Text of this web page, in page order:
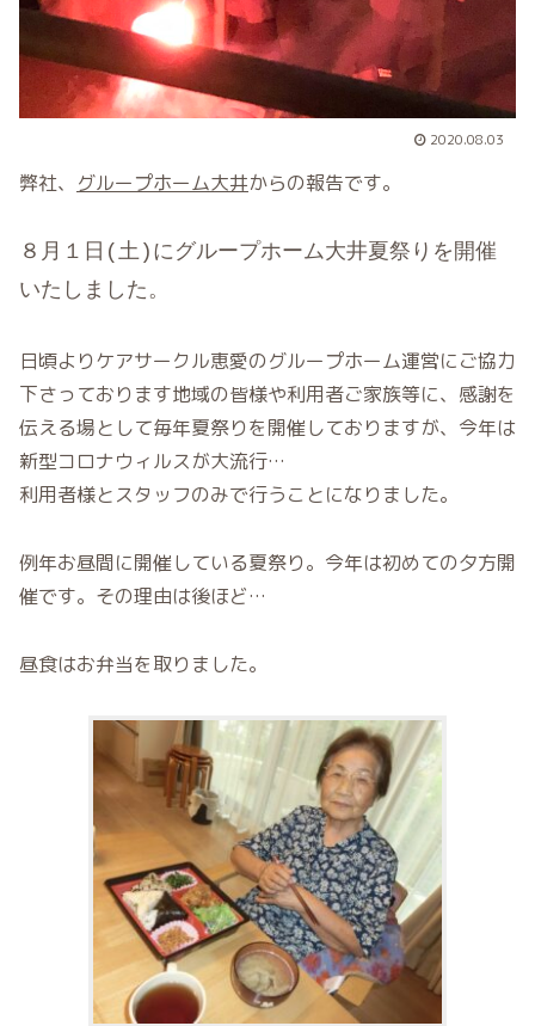
2020.08.03
弊社、 グループホーム大井からの報告です。
８月１日(土)にグループホーム大井夏祭りを開催
いたしました。
日頃よりケアサークル恵愛のグループホーム運営にご協力
下さっております地域の皆様や利用者ご家族等に、感謝を
伝える場として毎年夏祭りを開催しておりますが、今年は
新型コロナウィルスが大流行…
利用者様とスタッフのみで行うことになりました。
例年お昼間に開催している夏祭り。今年は初めての夕方開
催です。その理由は後ほど…
昼食はお弁当を取りました。